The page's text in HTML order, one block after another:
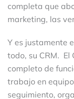
completa que
marketing, las
Y es justamente
todo, su CRM. El
completo de
trabajo en
seguimiento,